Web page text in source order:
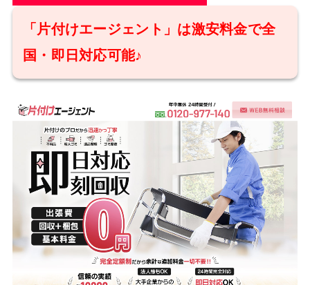
「片付けエージェント」は激安料金で全
国・即日対応可能♪